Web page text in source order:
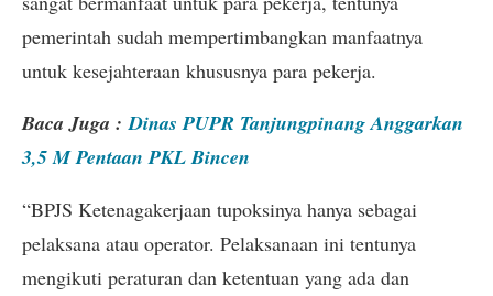
pemerintah sudah mempertimbangkan manfaatnya
untuk kesejahteraan khususnya para pekerja.
Baca Juga :Dinas PUPR Tanjungpinang Anggarkan
3,5 M Pentaan PKL Bincen
“BPJS Ketenagakerjaan tupoksinya hanya sebagai
pelaksana atau operator. Pelaksanaan ini tentunya
mengikuti peraturan dan ketentuan yang ada dan